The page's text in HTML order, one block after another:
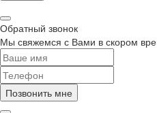
Обратный звонок
Мы свяжемся с Вами в скором
Позвонить мне